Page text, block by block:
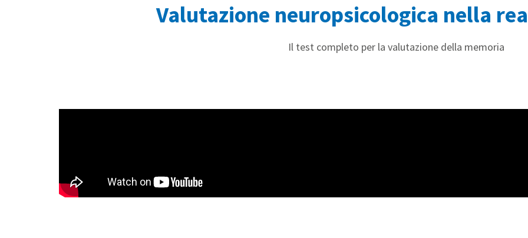
Valutazione neuropsicologica nella
Il test completo per la valutazione della memoria